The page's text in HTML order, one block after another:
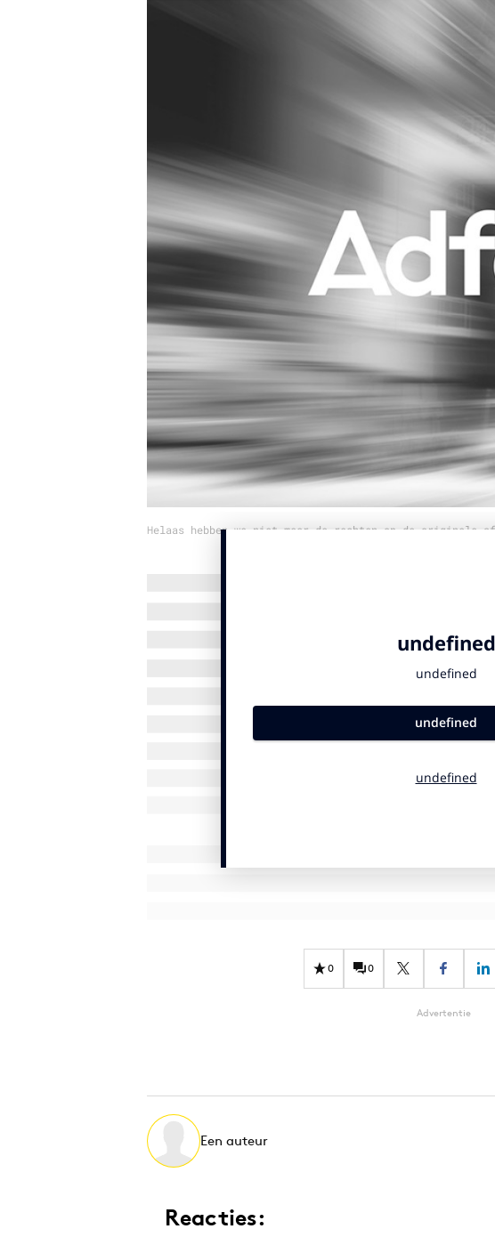
Influencer marketing
Interne communicatie
Helaas hebben we niet meer de rechten op de originele
0 0
Advertentie
Een auteur
Reacties: